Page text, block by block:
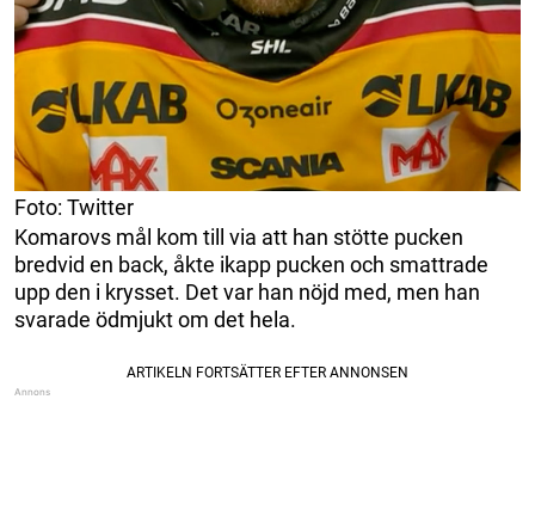
Foto: Twitter
Komarovs mål kom till via att han stötte pucken
bredvid en back, åkte ikapp pucken och smattrade
upp den i krysset. Det var han nöjd med, men han
svarade ödmjukt om det hela.